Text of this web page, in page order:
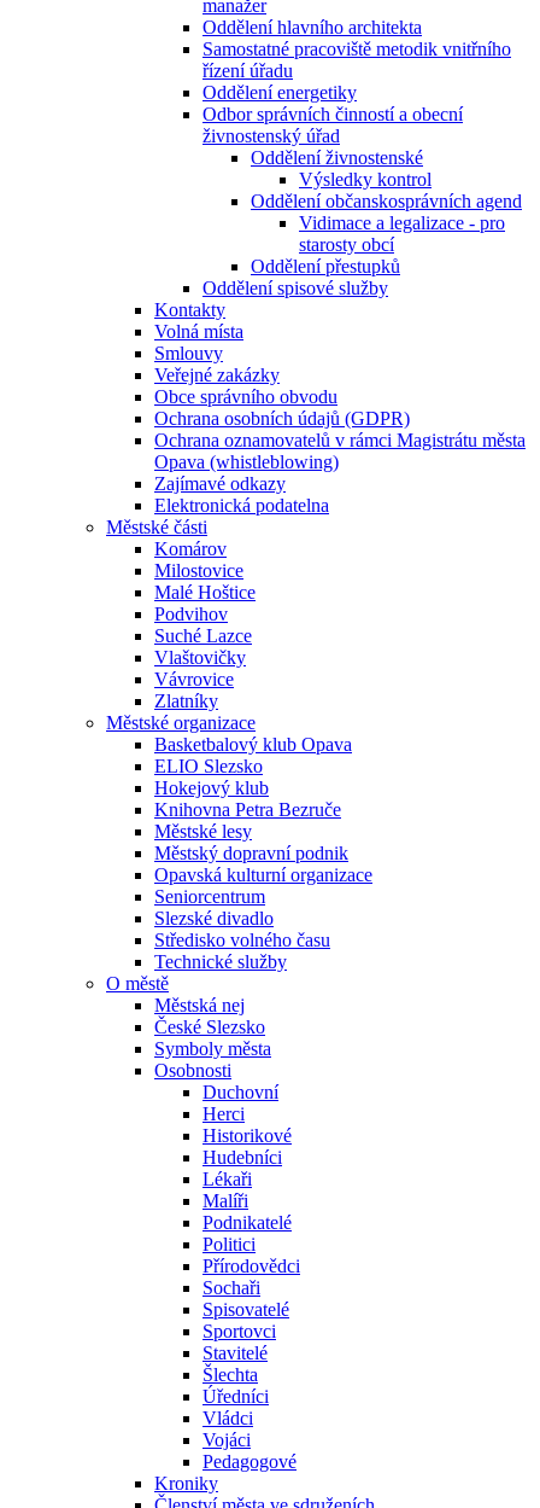
manažer
Oddělení hlavního architekta
Samostatné pracoviště metodik vnitřního
řízení úřadu
Oddělení energetiky
Odbor správních činností a obecní
živnostenský úřad
Oddělení živnostenské
Výsledky kontrol
Oddělení občanskosprávních agend
Vidimace a legalizace - pro
starosty obcí
Oddělení přestupků
Oddělení spisové služby
Kontakty
Volná místa
Smlouvy
Veřejné zakázky
Obce správního obvodu
Ochrana osobních údajů (GDPR)
Ochrana oznamovatelů v rámci Magistrátu města
Opava (whistleblowing)
Zajímavé odkazy
Elektronická podatelna
Městské části
Komárov
Milostovice
Malé Hoštice
Podvihov
Suché Lazce
Vlaštovičky
Vávrovice
Zlatníky
Městské organizace
Basketbalový klub Opava
ELIO Slezsko
Hokejový klub
Knihovna Petra Bezruče
Městské lesy
Městský dopravní podnik
Opavská kulturní organizace
Seniorcentrum
Slezské divadlo
Středisko volného času
Technické služby
O městě
Městská nej
České Slezsko
Symboly města
Osobnosti
Duchovní
Herci
Historikové
Hudebníci
Lékaři
Malíři
Podnikatelé
Politici
Přírodovědci
Sochaři
Spisovatelé
Sportovci
Stavitelé
Šlechta
Úředníci
Vládci
Vojáci
Pedagogové
Kroniky